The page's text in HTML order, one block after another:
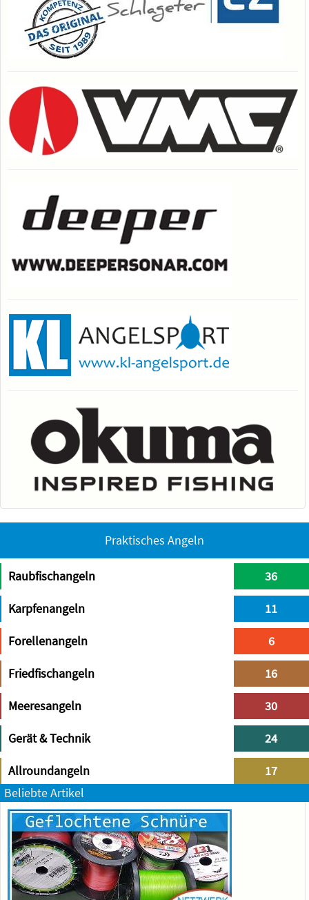
Praktisches Angeln
Raubfischangeln 36
Karpfenangeln 11
Forellenangeln 6
Friedfischangeln 16
Meeresangeln 30
Gerät & Technik 24
Allroundangeln
17
Beliebte Artikel